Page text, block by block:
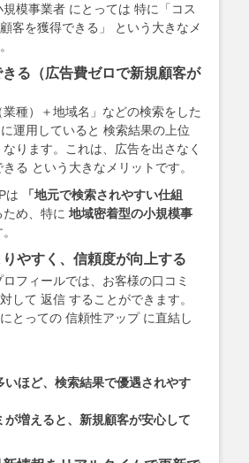
模事業者 にとっては 特に「コス
客を獲得できる」 という大きなメ
る（広告費ゼロで新規顧客が
種）＋地域名」などの検索をした
運用していると 検索結果の上位
ります。これは、広告を出さなく
る という大きなメリットです。
は
「地元で検索されやすい仕組
め、特に 地域密着型の小規模事
やすく、信頼度が向上する
フィールでは、お客様の口コミ
して 返信 することができます。
とっての 信頼性アップ に直結し
いほど、検索結果で優遇されやす
が増えると、新規顧客が安心して